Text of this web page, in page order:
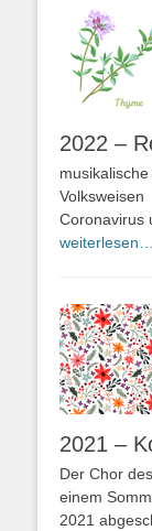
2022 –
Coronavirus
weiterlesen…
2021 –
Der Chor
einem
2021